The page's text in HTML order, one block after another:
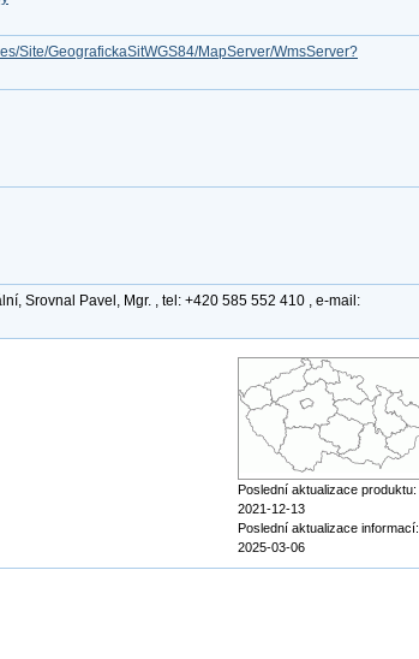
Site/GeografickaSitWGS84/MapServer/WmsServer?
Srovnal Pavel, Mgr. , tel: +420 585 552 410 , e-mail:
Poslední aktualizace produktu:
2021-12-13
Poslední aktualizace informací:
2025-03-06